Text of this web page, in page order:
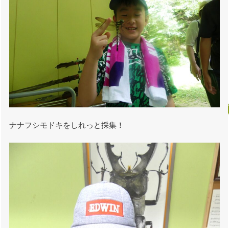
ナナフシモドキをしれっと採集！